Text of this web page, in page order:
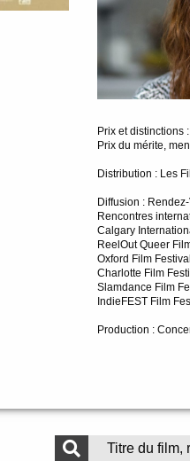
Prix et distinctions
Prix du mérite,
Distribution : Les
Diffusion :
Rencontres
Calgary
ReelOut Queer
Oxford Film
Charlotte Film
Slamdance Film
IndieFEST Film
Production :